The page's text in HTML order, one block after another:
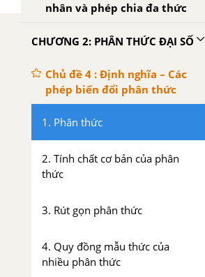
nhân và phép chia đa thức
CHƯƠNG 2: PHÂN THỨC ĐẠI SỐ
Chủ đề 4 : Định nghĩa – Các
phép biến đổi phân thức
1. Phân thức
2. Tính chất cơ bản của phân
thức
3. Rút gọn phân thức
4. Quy đồng mẫu thức của
nhiều phân thức